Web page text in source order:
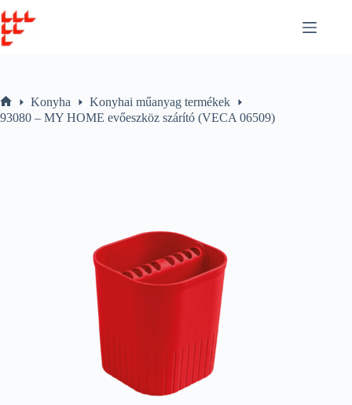
to
content
Home
Konyha
Konyhai műanyag termékek
93080 – MY HOME evőeszköz szárító (VECA 06509)